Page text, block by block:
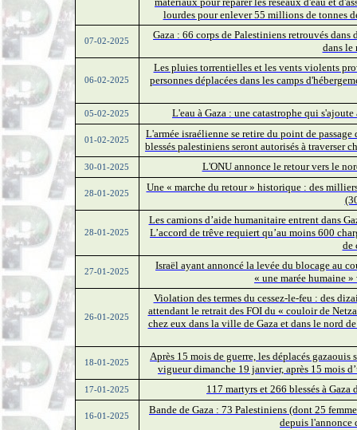
lourdes pour enlever 55 millions de tonnes
07-02-2025
Gaza : 66 corps de Palestiniens retrouvés
dans le
06-02-2025
Les pluies torrentielles et les vents violents
personnes déplacées dans les camps
05-02-2025 L'eau à Gaza : une catastrophe qui
01-02-2025
L'armée israélienne se retire du point de
blessés palestiniens seront autorisés à traverser
30-01-2025 L'ONU annonce le retour vers le
28-01-2025
Une « marche du retour » historique : des
28-01-2025
Les camions d’aide humanitaire entrent dans
L’accord de trêve requiert qu’au moins 600
de
27-01-2025
Israël ayant annoncé la levée du blocage au
« une marée humaine
26-01-2025
Violation des termes du cessez-le-feu : des
attendant le retrait des FOI du « couloir de
chez eux dans la ville de Gaza et dans le nord
18-01-2025
Après 15 mois de guerre, les déplacés gazaouis
vigueur dimanche 19 janvier, après 15 mois
17-01-2025 117 martyrs et 266 blessés à
16-01-2025
Bande de Gaza : 73 Palestiniens (dont 25
depuis l'annonce